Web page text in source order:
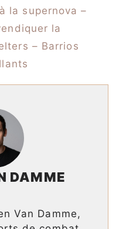
la supernova –
la
– Barrios
DAMME
Van Damme,